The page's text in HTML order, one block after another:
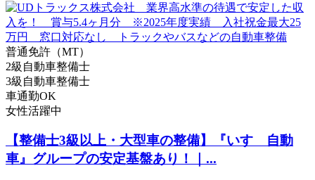
普通免許（MT）
2級自動車整備士
3級自動車整備士
車通勤OK
女性活躍中
【整備士3級以上・大型車の整備】『いすゞ自動
車』グループの安定基盤あり！｜...